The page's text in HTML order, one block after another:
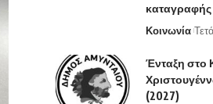
Κοινωνία
Ένταξη στο
(2027)